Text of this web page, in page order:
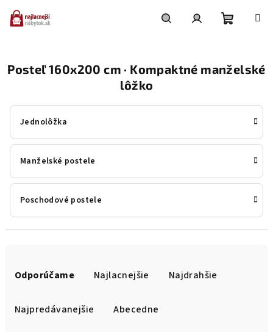
obsah
košík
Posteľ 160x200 cm · Kompaktné manželské
lôžko
Jednolôžka
Manželské postele
Poschodové postele
Odporúčame Najlacnejšie Najdrahšie
Najpredávanejšie Abecedne